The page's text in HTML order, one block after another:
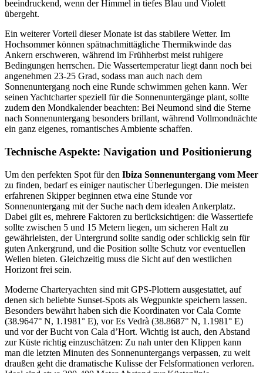
beeindruckend, wenn der Himmel in tiefes Blau und Violett
übergeht.
Ein weiterer Vorteil dieser Monate ist das stabilere Wetter. Im
Hochsommer können spätnachmittägliche Thermikwinde das
Ankern erschweren, während im Frühherbst meist ruhigere
Bedingungen herrschen. Die Wassertemperatur liegt dann noch bei
angenehmen 23-25 Grad, sodass man auch nach dem
Sonnenuntergang noch eine Runde schwimmen gehen kann. Wer
seinen Yachtcharter speziell für die Sonnenuntergänge plant, sollte
zudem den Mondkalender beachten: Bei Neumond sind die Sterne
nach Sonnenuntergang besonders brillant, während Vollmondnächte
ein ganz eigenes, romantisches Ambiente schaffen.
Technische Aspekte: Navigation und Positionierung
Um den perfekten Spot für den Ibiza Sonnenuntergang vom Meer
zu finden, bedarf es einiger nautischer Überlegungen. Die meisten
erfahrenen Skipper beginnen etwa eine Stunde vor
Sonnenuntergang mit der Suche nach dem idealen Ankerplatz.
Dabei gilt es, mehrere Faktoren zu berücksichtigen: die Wassertiefe
sollte zwischen 5 und 15 Metern liegen, um sicheren Halt zu
gewährleisten, der Untergrund sollte sandig oder schlickig sein für
guten Ankergrund, und die Position sollte Schutz vor eventuellen
Wellen bieten. Gleichzeitig muss die Sicht auf den westlichen
Horizont frei sein.
Moderne Charteryachten sind mit GPS-Plottern ausgestattet, auf
denen sich beliebte Sunset-Spots als Wegpunkte speichern lassen.
Besonders bewährt haben sich die Koordinaten vor Cala Comte
(38.9647° N, 1.1981° E), vor Es Vedrà (38.8687° N, 1.1981° E)
und vor der Bucht von Cala d’Hort. Wichtig ist auch, den Abstand
zur Küste richtig einzuschätzen: Zu nah unter den Klippen kann
man die letzten Minuten des Sonnenuntergangs verpassen, zu weit
draußen geht die dramatische Kulisse der Felsformationen verloren.